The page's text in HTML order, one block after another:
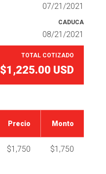
07/21/2021
CADUCA
08/21/2021
TOTAL COTIZADO
$1,225.00 USD
Precio
$1,750
Monto
$1,750